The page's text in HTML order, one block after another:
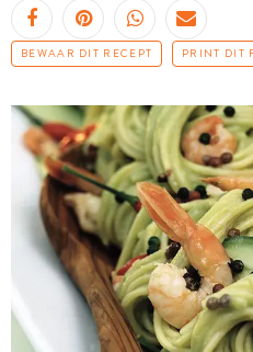
BEWAAR DIT RECEPT PRINT DIT